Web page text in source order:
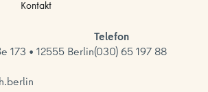
Kontakt
173 • 12555 Berlin
Telefon
(030) 65 197 88